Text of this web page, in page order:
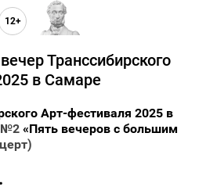
12+
Транссибирского
в Самаре
Арт-фестиваля 2025 в
№2 «Пять вечеров с большим